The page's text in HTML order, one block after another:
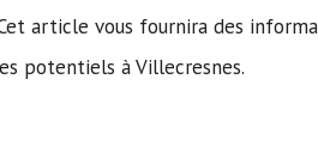
article vous fournira des
potentiels à Villecresnes.